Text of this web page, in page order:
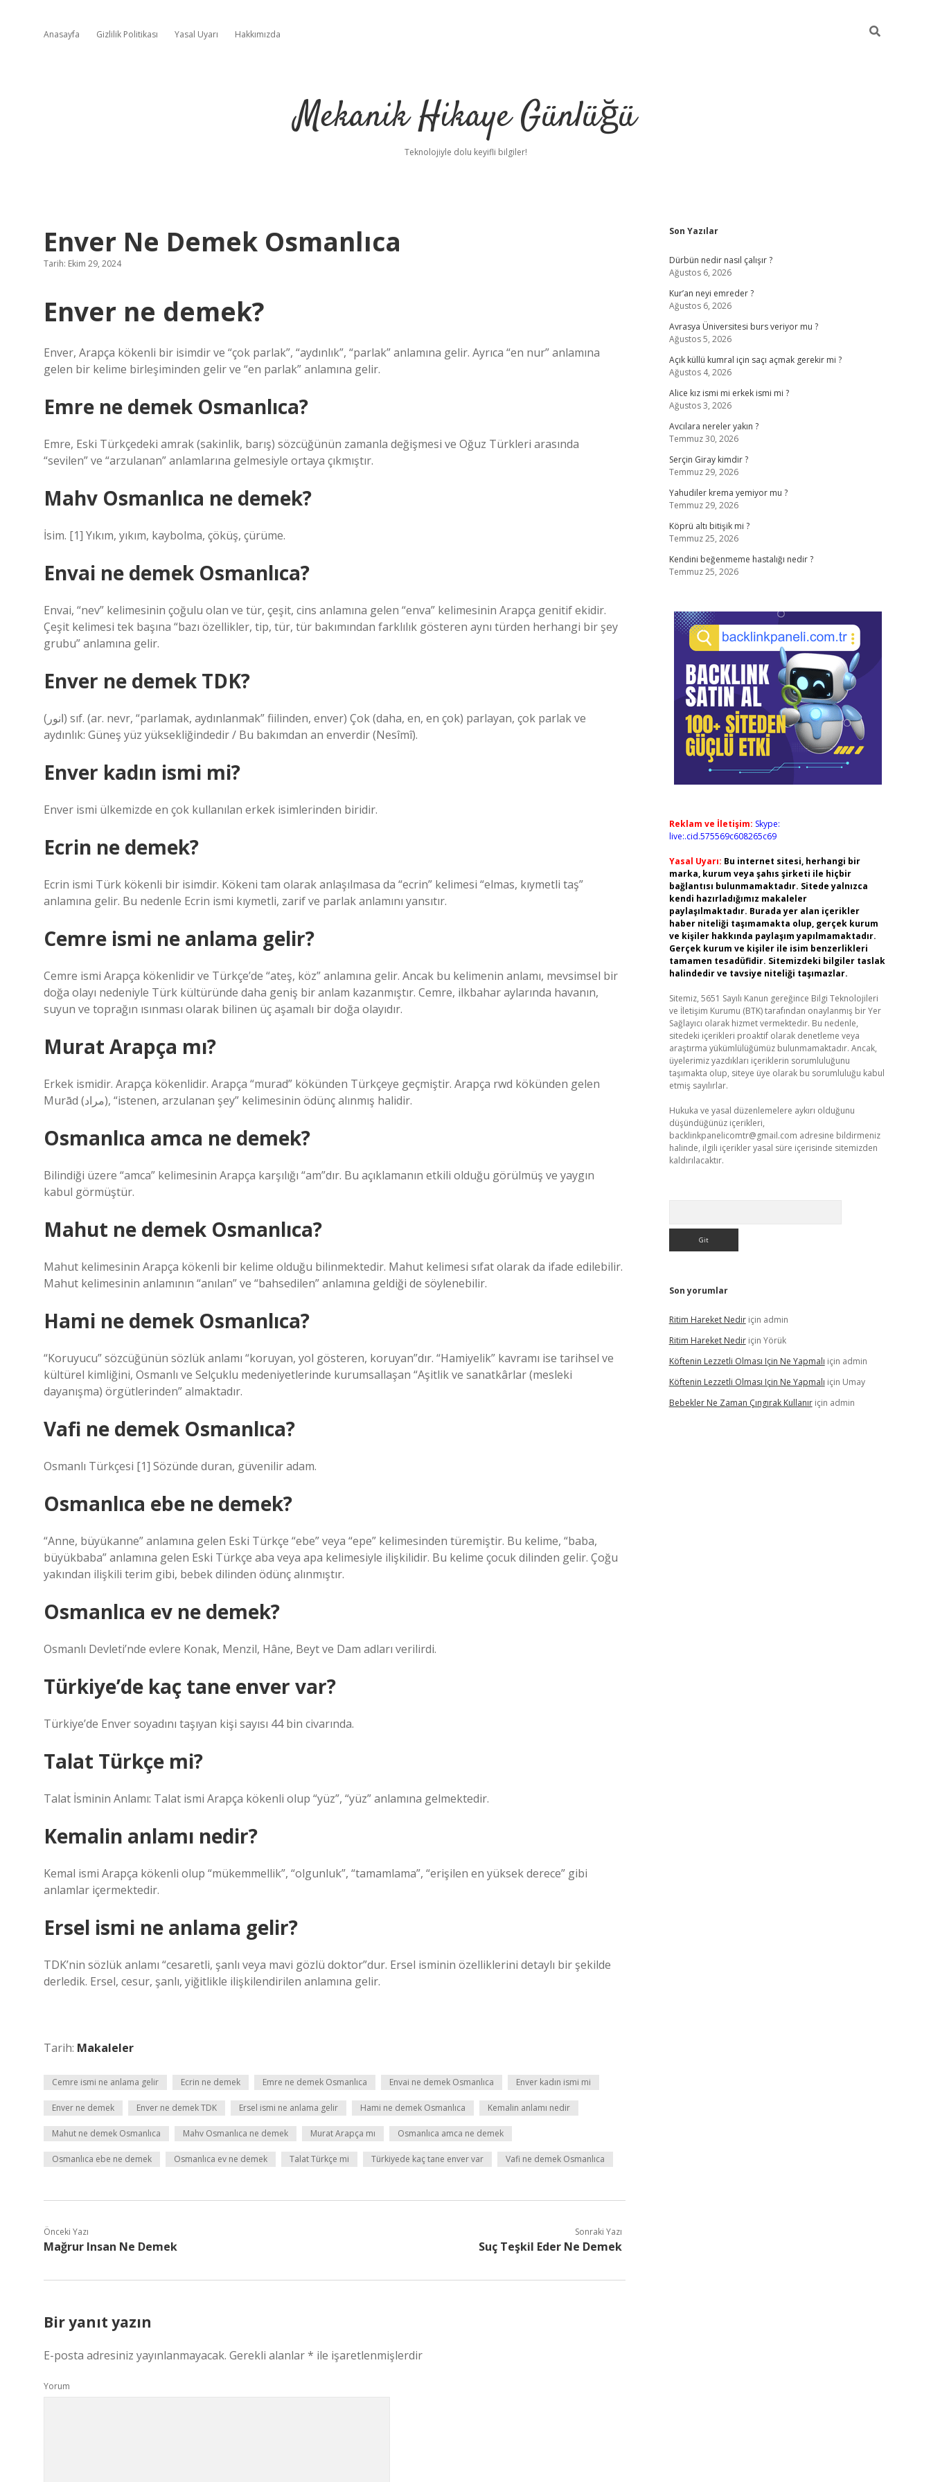
Anasayfa Gizlilik Politikası Yasal Uyarı Hakkımızda
Mekanik Hikaye Günlüğü
Teknolojiyle dolu keyifli bilgiler!
Enver Ne Demek Osmanlıca
Tarih: Ekim 29, 2024
Enver ne demek?
Enver, Arapça kökenli bir isimdir ve “çok parlak”, “aydınlık”, “parlak” anlamına gelir. Ayrıca “en nur” anlamına
gelen bir kelime birleşiminden gelir ve “en parlak” anlamına gelir.
Emre ne demek Osmanlıca?
Emre, Eski Türkçedeki amrak (sakinlik, barış) sözcüğünün zamanla değişmesi ve Oğuz Türkleri arasında
“sevilen” ve “arzulanan” anlamlarına gelmesiyle ortaya çıkmıştır.
Mahv Osmanlıca ne demek?
İsim. [1] Yıkım, yıkım, kaybolma, çöküş, çürüme.
Envai ne demek Osmanlıca?
Envai, “nev” kelimesinin çoğulu olan ve tür, çeşit, cins anlamına gelen “enva” kelimesinin Arapça genitif ekidir.
Çeşit kelimesi tek başına “bazı özellikler, tip, tür, tür bakımından farklılık gösteren aynı türden herhangi bir şey
grubu” anlamına gelir.
Enver ne demek TDK?
(ﺍﻧﻮﺭ) sıf. (ar. nevr, “parlamak, aydınlanmak” fiilinden, enver) Çok (daha, en, en çok) parlayan, çok parlak ve
aydınlık: Güneş yüz yüksekliğindedir / Bu bakımdan an enverdir (Nesîmî).
Enver kadın ismi mi?
Enver ismi ülkemizde en çok kullanılan erkek isimlerinden biridir.
Ecrin ne demek?
Ecrin ismi Türk kökenli bir isimdir. Kökeni tam olarak anlaşılmasa da “ecrin” kelimesi “elmas, kıymetli taş”
anlamına gelir. Bu nedenle Ecrin ismi kıymetli, zarif ve parlak anlamını yansıtır.
Cemre ismi ne anlama gelir?
Cemre ismi Arapça kökenlidir ve Türkçe’de “ateş, köz” anlamına gelir. Ancak bu kelimenin anlamı, mevsimsel bir
doğa olayı nedeniyle Türk kültüründe daha geniş bir anlam kazanmıştır. Cemre, ilkbahar aylarında havanın,
suyun ve toprağın ısınması olarak bilinen üç aşamalı bir doğa olayıdır.
Murat Arapça mı?
Erkek ismidir. Arapça kökenlidir. Arapça “murad” kökünden Türkçeye geçmiştir. Arapça rwd kökünden gelen
Murād (مراد), “istenen, arzulanan şey” kelimesinin ödünç alınmış halidir.
Osmanlıca amca ne demek?
Bilindiği üzere “amca” kelimesinin Arapça karşılığı “am”dır. Bu açıklamanın etkili olduğu görülmüş ve yaygın
kabul görmüştür.
Mahut ne demek Osmanlıca?
Mahut kelimesinin Arapça kökenli bir kelime olduğu bilinmektedir. Mahut kelimesi sıfat olarak da ifade edilebilir.
Mahut kelimesinin anlamının “anılan” ve “bahsedilen” anlamına geldiği de söylenebilir.
Hami ne demek Osmanlıca?
“Koruyucu” sözcüğünün sözlük anlamı “koruyan, yol gösteren, koruyan”dır. “Hamiyelik” kavramı ise tarihsel ve
kültürel kimliğini, Osmanlı ve Selçuklu medeniyetlerinde kurumsallaşan “Aşitlik ve sanatkârlar (mesleki
dayanışma) örgütlerinden” almaktadır.
Vafi ne demek Osmanlıca?
Osmanlı Türkçesi [1] Sözünde duran, güvenilir adam.
Osmanlıca ebe ne demek?
“Anne, büyükanne” anlamına gelen Eski Türkçe “ebe” veya “epe” kelimesinden türemiştir. Bu kelime, “baba,
büyükbaba” anlamına gelen Eski Türkçe aba veya apa kelimesiyle ilişkilidir. Bu kelime çocuk dilinden gelir. Çoğu
yakından ilişkili terim gibi, bebek dilinden ödünç alınmıştır.
Osmanlıca ev ne demek?
Osmanlı Devleti’nde evlere Konak, Menzil, Hâne, Beyt ve Dam adları verilirdi.
Türkiye’de kaç tane enver var?
Türkiye’de Enver soyadını taşıyan kişi sayısı 44 bin civarında.
Talat Türkçe mi?
Talat İsminin Anlamı: Talat ismi Arapça kökenli olup “yüz”, “yüz” anlamına gelmektedir.
Kemalin anlamı nedir?
Kemal ismi Arapça kökenli olup “mükemmellik”, “olgunluk”, “tamamlama”, “erişilen en yüksek derece” gibi
anlamlar içermektedir.
Ersel ismi ne anlama gelir?
TDK’nin sözlük anlamı “cesaretli, şanlı veya mavi gözlü doktor”dur. Ersel isminin özelliklerini detaylı bir şekilde
derledik. Ersel, cesur, şanlı, yiğitlikle ilişkilendirilen anlamına gelir.
Tarih: Makaleler
Cemre ismi ne anlama gelir Ecrin ne demek Emre ne demek Osmanlıca Envai ne demek Osmanlıca Enver kadın ismi mi
Enver ne demek Enver ne demek TDK Ersel ismi ne anlama gelir Hami ne demek Osmanlıca Kemalin anlamı nedir
Mahut ne demek Osmanlıca Mahv Osmanlıca ne demek Murat Arapça mı Osmanlıca amca ne demek
Osmanlıca ebe ne demek Osmanlıca ev ne demek Talat Türkçe mi Türkiyede kaç tane enver var Vafi ne demek Osmanlıca
Önceki Yazı
Mağrur Insan Ne Demek
Sonraki Yazı
Suç Teşkil Eder Ne Demek
Bir yanıt yazın
E-posta adresiniz yayınlanmayacak. Gerekli alanlar* ile işaretlenmişlerdir
Yorum
Sidebar
Son Yazılar
Dürbün nedir nasıl çalışır ?
Ağustos 6, 2026
Kur’an neyi emreder ?
Ağustos 6, 2026
Avrasya Üniversitesi burs veriyor mu ?
Ağustos 5, 2026
Açık küllü kumral için saçı açmak gerekir mi ?
Ağustos 4, 2026
Alice kız ismi mi erkek ismi mi ?
Ağustos 3, 2026
Avcılara nereler yakın ?
Temmuz 30, 2026
Serçin Giray kimdir ?
Temmuz 29, 2026
Yahudiler krema yemiyor mu ?
Temmuz 29, 2026
Köprü altı bitişik mi ?
Temmuz 25, 2026
Kendini beğenmeme hastalığı nedir ?
Temmuz 25, 2026
Reklam ve İletişim: Skype:
live:.cid.575569c608265c69
Yasal Uyarı: Bu internet sitesi, herhangi bir
marka, kurum veya şahıs şirketi ile hiçbir
bağlantısı bulunmamaktadır. Sitede yalnızca
kendi hazırladığımız makaleler
paylaşılmaktadır. Burada yer alan içerikler
haber niteliği taşımamakta olup, gerçek kurum
ve kişiler hakkında paylaşım yapılmamaktadır.
Gerçek kurum ve kişiler ile isim benzerlikleri
tamamen tesadüfidir. Sitemizdeki bilgiler taslak
halindedir ve tavsiye niteliği taşımazlar.
Sitemiz, 5651 Sayılı Kanun gereğince Bilgi Teknolojileri
ve İletişim Kurumu (BTK) tarafından onaylanmış bir Yer
Sağlayıcı olarak hizmet vermektedir. Bu nedenle,
sitedeki içerikleri proaktif olarak denetleme veya
araştırma yükümlülüğümüz bulunmamaktadır. Ancak,
üyelerimiz yazdıkları içeriklerin sorumluluğunu
taşımakta olup, siteye üye olarak bu sorumluluğu kabul
etmiş sayılırlar.
Hukuka ve yasal düzenlemelere aykırı olduğunu
düşündüğünüz içerikleri,
backlinkpanelicomtr@gmail.com adresine bildirmeniz
halinde, ilgili içerikler yasal süre içerisinde sitemizden
kaldırılacaktır.
Son yorumlar
Ritim Hareket Nediriçin admin
Ritim Hareket Nediriçin Yörük
Köftenin Lezzetli Olması Için Ne Yapmalı için admin
Köftenin Lezzetli Olması Için Ne Yapmalı için Umay
Bebekler Ne Zaman Çıngırak Kullanıriçin admin